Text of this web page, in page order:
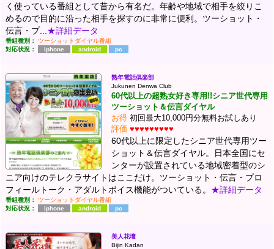
く使っている番組として昔から有名だ。年齢や地域で相手を絞りこ
めるので目的に沿った相手を探すのに非常に便利。ツーショット・
伝言・プ... ★詳細データ
番組種別：
ツーショットダイヤル番組
対応状況：
iphone android pc
熟年電話倶楽部
Jukunen Denwa Club
60代以上の超熟女好き専用!!シニア世代専用
ツーショット＆伝言ダイヤル
お得 初回最大10,000円分無料お試しあり
評価 ♥♥♥♥♥♥♥♥♥
60代以上に限定したシニア世代専用ツー
ショット＆伝言ダイヤル。日本全国にセ
ンターが設置されている地域密着型のシ
ニア向けのテレクラサイトはここだけ。ツーショット・伝言・プロ
フィールトーク・アダルトボイス機能がついている。 ★詳細データ
番組種別：
ツーショットダイヤル番組
対応状況：
iphone android pc
美人花壇
Bijin Kadan